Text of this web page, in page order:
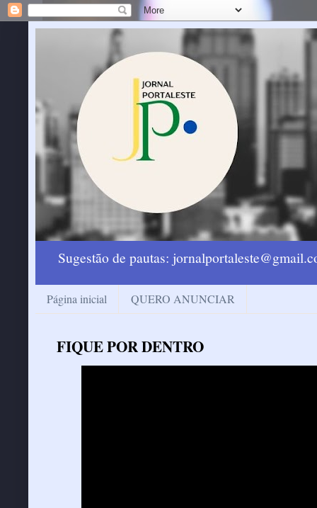
Sugestão de pautas:
Página inicial QUERO ANUNCIAR
FIQUE POR DENTRO